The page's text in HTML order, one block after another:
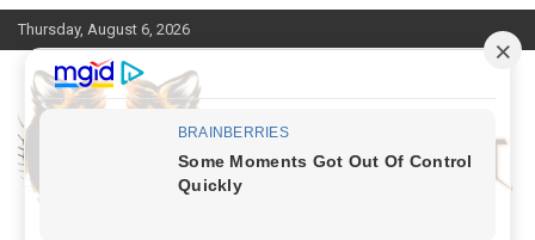
Skip
to
content
Thursday, August 6, 2026